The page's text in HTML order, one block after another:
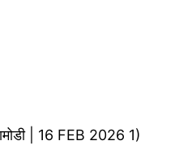
| 16 FEB 2026 1)